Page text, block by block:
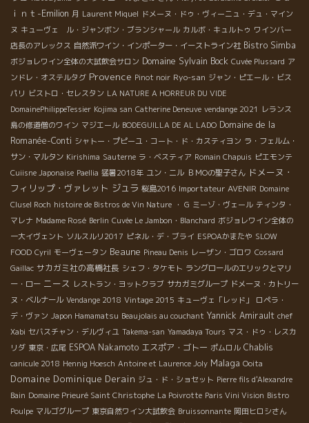
ｉｎｔ-Emilion 月 Laurent Miquel ドメーヌ・ドゥ・ヴィーニュ・デュ・マイン
ヌ キューヴェ ル・ジャンボン・ブランシャール カルボ・キュルトゥ ワインバー
店長のアレックス 自然派ワイン・インポーター・イーストライン社 Bistro Simba
ボジョレワイン全体の大試飲会サロン Domaine Sylvain Bock Cuvée Plussard ア
ンドレ・オステルタグ Provence Pinot noir Ryo-san ジャン・ピエール・ビス
パリ ビストロ・セレスタン LA NATURE A HORREUR DU VIDE
DomainePhilippeTessier Kojima san Catherine Deneuve vendange 2021 レランス
島の修道僧のワイン マジエール BODEGUILLA DE AL LADO Domaine de la
Romanée-Conti シャトー・プピーユ・コート・ド・カスティヨン ラ・フェルム・
サン・マルタン Kirishima Sauterne ラ・ベスティア Romain Chapuis ピエモンテ
Cuiisne Japonaise Paellia 猛暑2018年 ユン・ニル ＢＭОの聖子さん ドメーヌ・
フィリップ・ヴァレット ジュラ 桜島2016 Importateur AVENIR Domaine
Clusel Roch histoire de Bistros de Vin Nature ・ G ミーゾ・ヴェール ティンタ・
マレナ Madame Rosé Berlin Cuvée Le Jambon・Blanchard ボジョレワイン全体の
一大イヴェント ソルスルリ2017 ピネル・デ・ブライ ESPOAかまたや SLOW
FOOD Cyril モーヴェータン Beaune Pineau Denis レーザン・ゴロワ Cossard
Gaillac サカガミ社の高橋社長 シェフ・タケモト ラングロールのエリックとマリ
ー・ロー ニース レストラン・ヨットクラブ サカガミグループ ドメーヌ・カトリー
ヌ・ベルナール Vendange 2018 Vintage 2015 キューヴェ「レッド」
ロペラ・
デ・ヴァン Japon Hamamatsu Beaujolais au couchant Yannick Amirault chef
Xabi セバスチャン・デルヴィユ Takema-san Yamadaya Tours マス・ドゥ・レスカ
リダ 東京・広尾 ESPOA Nakamoto エスポア・ゴトー ポムロル Chablis
canicule 2018 Hennig Hoesch Antoine et Laurence Joly Malaga Ooita
Domaine Dominique Derain ジュ・ド・ショセット Pierre fils d'Alexandre
Bain Domaine Prieuré Saint Christophe La Poivrotte Paris Vini Vision Bistro
Poulpe マルゴグループ 東京自然ワイン大試飲会 Bruissonnante 岡田ヒロシさん